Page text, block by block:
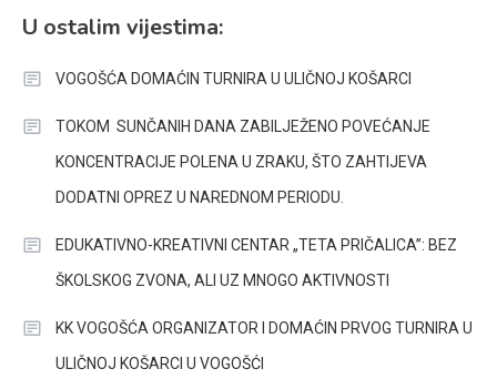
U ostalim vijestima:
VOGOŠĆA DOMAĆIN TURNIRA U ULIČNOJ KOŠARCI
TOKOM SUNČANIH DANA ZABILJEŽENO POVEĆANJE
KONCENTRACIJE POLENA U ZRAKU, ŠTO ZAHTIJEVA
DODATNI OPREZ U NAREDNOM PERIODU.
EDUKATIVNO-KREATIVNI CENTAR „TETA PRIČALICA”: BEZ
ŠKOLSKOG ZVONA, ALI UZ MNOGO AKTIVNOSTI
KK VOGOŠĆA ORGANIZATOR I DOMAĆIN PRVOG TURNIRA U
ULIČNOJ KOŠARCI U VOGOŠĆI